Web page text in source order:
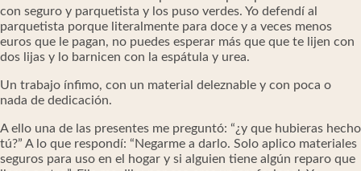
con seguro y parquetista y los puso verdes. Yo defendí al
parquetista porque literalmente para doce y a veces menos
euros que le pagan, no puedes esperar más que que te lijen con
dos lijas y lo barnicen con la espátula y urea.
Un trabajo ínfimo, con un material deleznable y con poca o
nada de dedicación.
A ello una de las presentes me preguntó: “¿y que hubieras hecho
tú?” A lo que respondí: “Negarme a darlo. Solo aplico materiales
seguros para uso en el hogar y si alguien tiene algún reparo que